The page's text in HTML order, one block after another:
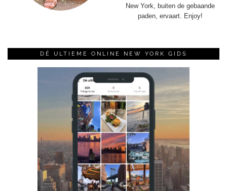
New York, buiten de gebaande
paden, ervaart. Enjoy!
DÉ ULTIEME ONLINE NEW YORK GIDS